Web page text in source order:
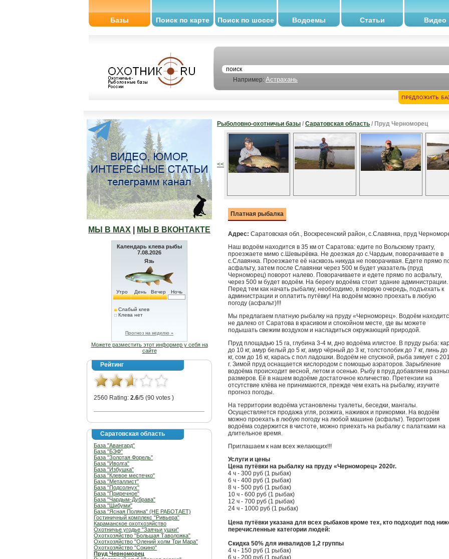
Базы Поиск по карте Поиск по шоссе Водоемы Статьи Видео
Например: Астрахань
МЫ В МАХ МЫ В ВКОНТАКТЕ
Календарь клева рыбы
7.08.2026
Язь
Утро День Вечер Ночь
Слабый клев
Клева нет
Прогноз на неделю »
Можете разместить этот информер у себя на
сайте
Рейтинг
2560 Rating: 2.6/5 (90 votes )
Саратовская область
База "Авангард"
База "БЭФ"
База "Золотая Форель"
База "Иволга"
База "Избушка"
База "Клевое местечко"
База "Металлист"
База "Подсолнух"
База "Приречное"
База "Чардым-Дубрава"
База "Шибуми"
База "Ясная Поляна" (НЕ РАБОТАЕТ)
Гостиничный комплекс "Ривьера"
Караманское охотхозяйство
Охотничье угодье "Заячьи ушки"
Охотхозяйство "Большая Таволожка"
Охотхозяйство "Олений холм Три Мара"
Охотхозяйство "Сокино"
Пруд Черноморец
Рыболовно-охотничьи базы / Саратовская область / Пруд Черноморец
<<
Платная рыбалка
Адрес: Саратовская обл., Воскресенский район, с.Славянка, пруд
Наш водоём находится в 35 км от Саратова: едите по Вольскому тракту,
проезжаете мимо с.Шевырёвка. Не доезжая до с.Чардым, поворачиваете в
с.Славянка. Проезжаете её насквозь никуда не поворачивая. Едете прямо
асфальту, затем после Славянки через 500 м будет указатель (пруд
Черноморец) поворот налево. Поворачиваете и едете прямо по асфальту,
через 500 м будет водоём. На берегу водоёма стоит здание администрации.
Перед тем как начать рыбалку, необходимо, в первую очередь, подъехать к
администрации и оплатить путёвку! На водоём можно проехать в любую
погоду (асфальт)!!!
Мы предлагаем платную рыбалку на пруду «Черноморец». Водоём
не далеко от Саратова в красивом и спокойном месте, где вы можете
подышать свежим воздухом и насладиться окружающий природой.
Пруд площадью 15 га, глубина 3-4 м, дно водоёма илистое. В пруду рыба:
до 10 кг, амур белый до 5 кг, амур чёрный до 3 кг, толстолобик до 7 кг, линь до
кг, сом до 16 кг, карась с пол ладошки. Водоём не спускной, рыба зимует с
г. Зимой пруд оснащается кислородом с помощью аэраторов. Зарыбление
водоёма происходит весной, летом и осенью. Рыбу в пруд добавляем
размеров. Её в нашем водоёме достаточное количество. Претензии на
отсутствие клёва не принимаются, прежде чем ехать на рыбалку, изучите
прогноз погоды.
На территории водоёма установлены туалеты, беседки, мангалы.
Осуществляется продажа угля, розжига, наживок и прикормки. На водоём
можно проехать в любую погоду на любой машине (асфальт). Территория
водоёма содержится в чистоте, можно приехать на рыбалку с палатками на
длительное время.
Приглашаем к нам всех желающих!!!
Услуги и цены
Цена путёвки на рыбалку на пруду «Черноморец» 2020г.
4 ч - 300 руб (1 рыбак)
6 ч - 400 руб (1 рыбак)
8 ч - 500 руб (1 рыбак)
10 ч - 600 руб (1 рыбак)
12 ч - 700 руб (1 рыбак)
24 ч - 1000 руб (1 рыбак)
Цена путёвки указана для всех рыбаков кроме тех, кто подходит под
перечисленные категории людей:
Скидка 50% для инвалидов 1,2 группы
4 ч - 150 руб (1 рыбак)
6 ч - 200 руб (1 рыбак)